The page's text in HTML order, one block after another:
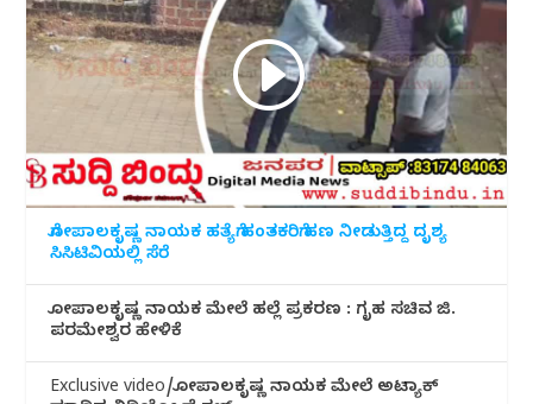
ಗೋಪಾಲಕೃಷ್ಣ ನಾಯಕ ಹತ್ಯೆಗೆ ಹಂತಕರಿಗೆ ಹಣ ನೀಡುತ್ತಿದ್ದ ದೃಶ್ಯ
ಸಿಸಿಟಿವಿಯಲ್ಲಿ ಸೆರೆ
ಗೋಪಾಲಕೃಷ್ಣ ನಾಯಕ ಮೇಲೆ ಹಲ್ಲೆ ಪ್ರಕರಣ : ಗೃಹ ಸಚಿವ ಜಿ.
ಪರಮೇಶ್ವರ ಹೇಳಿಕೆ
Exclusive video/ಗೋಪಾಲಕೃಷ್ಣ ನಾಯಕ ಮೇಲೆ ಅಟ್ಯಾಕ್